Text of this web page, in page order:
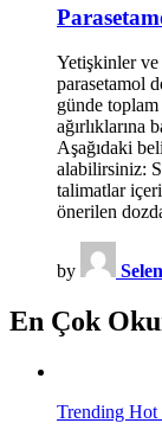
Yetişkinler
parasetamol
günde
ağırlıklarına
Aşağıdaki
alabilirsiniz:
talimatlar
önerilen
by
En Çok
Trending Hot